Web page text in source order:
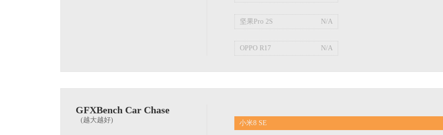
坚果Pro 2S N/A
OPPO R17 N/A
GFXBench Car Chase
(越大越好) 小米8 SE